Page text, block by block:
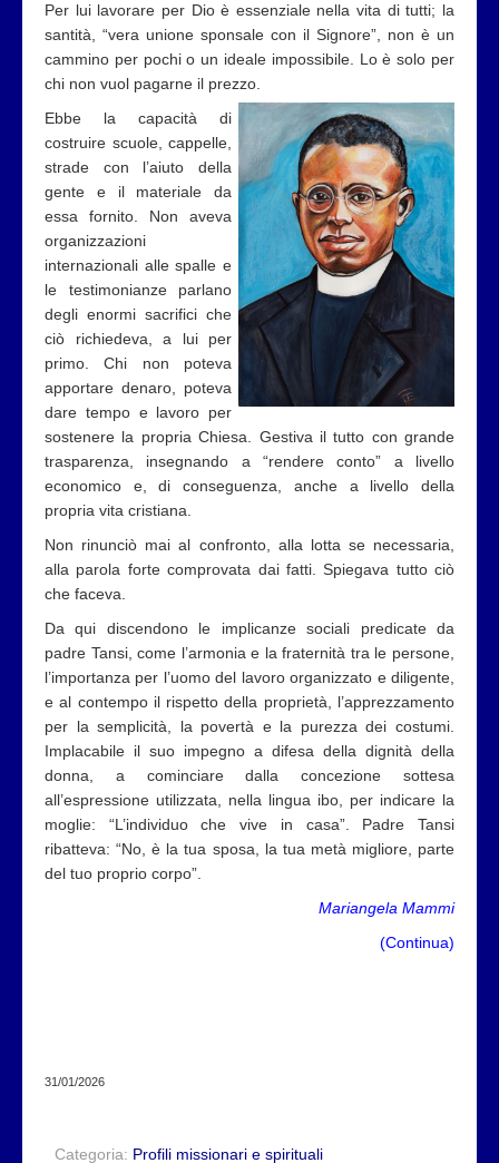
Per lui lavorare per Dio è essenziale nella vita di tutti; la
santità, “vera unione sponsale con il Signore”, non è un
cammino per pochi o un ideale impossibile. Lo è solo per
chi non vuol pagarne il prezzo.
Ebbe la capacità di
costruire scuole, cappelle,
strade con l’aiuto della
gente e il materiale da
essa fornito. Non aveva
organizzazioni
internazionali alle spalle e
le testimonianze parlano
degli enormi sacrifici che
ciò richiedeva, a lui per
primo. Chi non poteva
apportare denaro, poteva
dare tempo e lavoro per
sostenere la propria Chiesa. Gestiva il tutto con grande
trasparenza, insegnando a “rendere conto” a livello
economico e, di conseguenza, anche a livello della
propria vita cristiana.
Non rinunciò mai al confronto, alla lotta se necessaria,
alla parola forte comprovata dai fatti. Spiegava tutto ciò
che faceva.
Da qui discendono le implicanze sociali predicate da
padre Tansi, come l’armonia e la fraternità tra le persone,
l’importanza per l’uomo del lavoro organizzato e diligente,
e al contempo il rispetto della proprietà, l’apprezzamento
per la semplicità, la povertà e la purezza dei costumi.
Implacabile il suo impegno a difesa della dignità della
donna, a cominciare dalla concezione sottesa
all’espressione utilizzata, nella lingua ibo, per indicare la
moglie: “L’individuo che vive in casa”. Padre Tansi
ribatteva: “No, è la tua sposa, la tua metà migliore, parte
del tuo proprio corpo”.
Mariangela Mammi
(Continua)
31/01/2026
Categoria: Profili missionari e spirituali